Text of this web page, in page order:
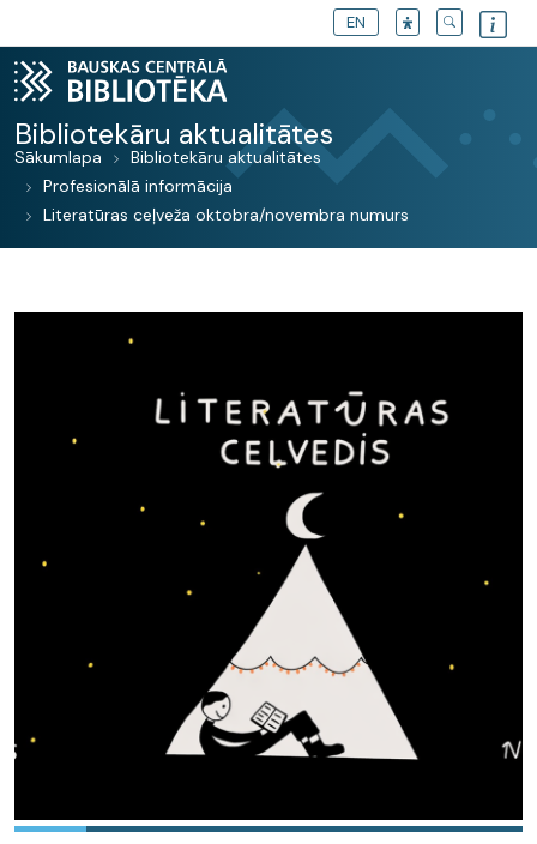
EN
Bibliotekāru aktualitātes
Sākumlapa
Bibliotekāru aktualitātes
Profesionālā informācija
Literatūras ceļveža oktobra/novembra numurs